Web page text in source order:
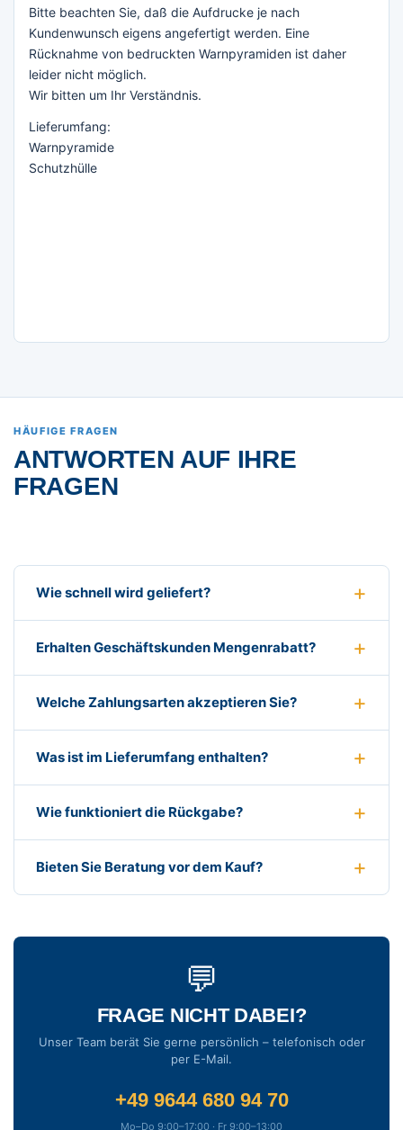
Bitte beachten Sie, daß die Aufdrucke je nach
Kundenwunsch eigens angefertigt werden. Eine
Rücknahme von bedruckten Warnpyramiden ist daher
leider nicht möglich.
Wir bitten um Ihr Verständnis.
Lieferumfang:
Warnpyramide
Schutzhülle
HÄUFIGE FRAGEN
ANTWORTEN AUF IHRE
FRAGEN
Wie schnell wird geliefert?
Erhalten Geschäftskunden Mengenrabatt?
Welche Zahlungsarten akzeptieren Sie?
Was ist im Lieferumfang enthalten?
Wie funktioniert die Rückgabe?
Bieten Sie Beratung vor dem Kauf?
💬
FRAGE NICHT DABEI?
Unser Team berät Sie gerne persönlich – telefonisch oder
per E-Mail.
+49 9644 680 94 70
Mo–Do 9:00–17:00 · Fr 9:00–13:00